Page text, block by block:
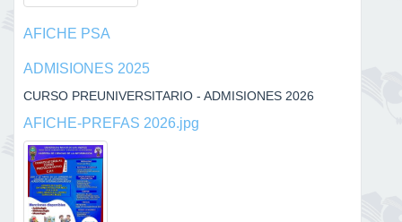
AFICHE PSA
ADMISIONES 2025
CURSO PREUNIVERSITARIO - ADMISIONES 2026
AFICHE-PREFAS 2026.jpg